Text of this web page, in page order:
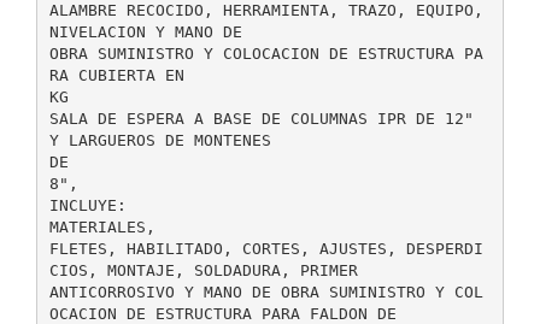
ALAMBRE RECOCIDO, HERRAMIENTA, TRAZO, EQUIPO,
NIVELACION Y MANO DE
OBRA SUMINISTRO Y COLOCACION DE ESTRUCTURA PA
RA CUBIERTA EN
KG
SALA DE ESPERA A BASE DE COLUMNAS IPR DE 12"
Y LARGUEROS DE MONTENES
DE
8",
INCLUYE:
MATERIALES,
FLETES, HABILITADO, CORTES, AJUSTES, DESPERDI
CIOS, MONTAJE, SOLDADURA, PRIMER
ANTICORROSIVO Y MANO DE OBRA SUMINISTRO Y COL
OCACION DE ESTRUCTURA PARA FALDON DE